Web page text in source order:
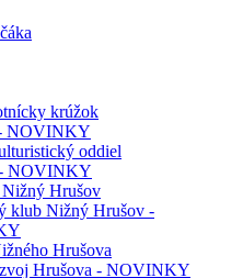
krúžok
NOVINKY
oddiel
NOVINKY
Hrušov
klub Nižný Hrušov -
Hrušova
Hrušova - NOVINKY